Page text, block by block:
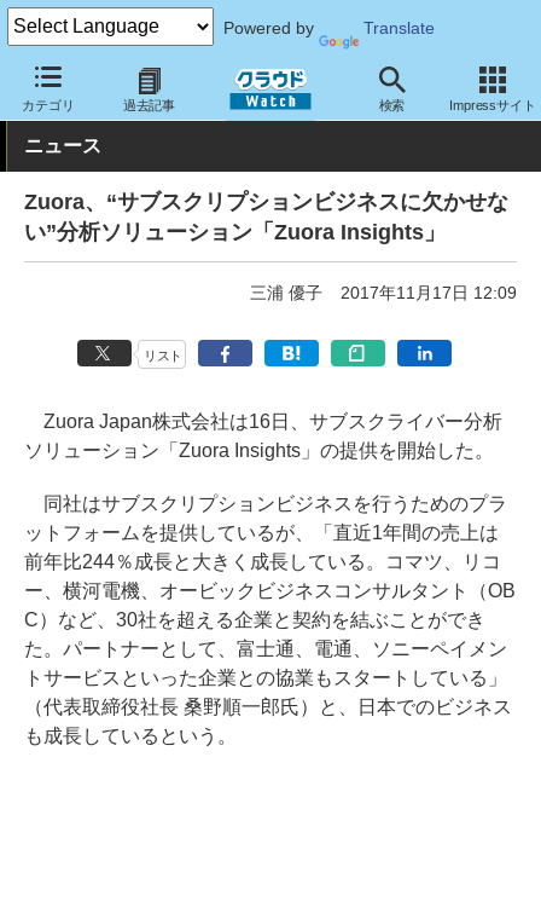
Powered by Translate
カテゴリ 過去記事 検索 Impressサイト
クラウド Watch サービス・ソフト サービス 業務関連
ニュース
Zuora、“サブスクリプションビジネスに欠かせな
い”分析ソリューション「Zuora Insights」
三浦 優子 2017年11月17日 12:09
リスト
Zuora Japan株式会社は16日、サブスクライバー分析
ソリューション「Zuora Insights」の提供を開始した。
同社はサブスクリプションビジネスを行うためのプラ
ットフォームを提供しているが、「直近1年間の売上は
前年比244％成長と大きく成長している。コマツ、リコ
ー、横河電機、オービックビジネスコンサルタント（OB
C）など、30社を超える企業と契約を結ぶことができ
た。パートナーとして、富士通、電通、ソニーペイメン
トサービスといった企業との協業もスタートしている」
（代表取締役社長 桑野順一郎氏）と、日本でのビジネス
も成長しているという。